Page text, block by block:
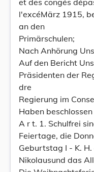
et des congés
l'excéMärz 1915,
an den
Primärschulen;
Nach Anhörung
Auf den Bericht
Präsidenten der
dre
Regierung im
Haben
A r t. 1. Schulfrei
Feiertage, die
Geburtstag I - K.
Nikolausund das